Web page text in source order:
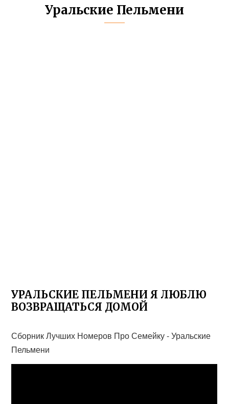
Уральские Пельмени
УРАЛЬСКИЕ ПЕЛЬМЕНИ Я ЛЮБЛЮ
ВОЗВРАЩАТЬСЯ ДОМОЙ
Сборник Лучших Номеров Про Семейку - Уральские
Пельмени